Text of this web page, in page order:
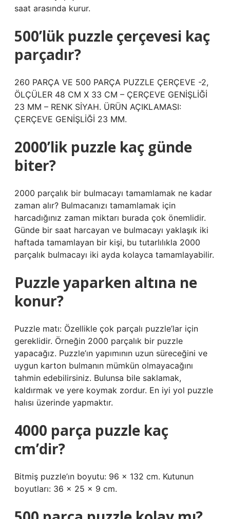
saat arasında kurur.
500’lük puzzle çerçevesi kaç
parçadır?
260 PARÇA VE 500 PARÇA PUZZLE ÇERÇEVE -2,
ÖLÇÜLER 48 CM X 33 CM – ÇERÇEVE GENİŞLİĞİ
23 MM – RENK SİYAH. ÜRÜN AÇIKLAMASI:
ÇERÇEVE GENİŞLİĞİ 23 MM.
2000’lik puzzle kaç günde
biter?
2000 parçalık bir bulmacayı tamamlamak ne kadar
zaman alır? Bulmacanızı tamamlamak için
harcadığınız zaman miktarı burada çok önemlidir.
Günde bir saat harcayan ve bulmacayı yaklaşık iki
haftada tamamlayan bir kişi, bu tutarlılıkla 2000
parçalık bulmacayı iki ayda kolayca tamamlayabilir.
Puzzle yaparken altına ne
konur?
Puzzle matı: Özellikle çok parçalı puzzle’lar için
gereklidir. Örneğin 2000 parçalık bir puzzle
yapacağız. Puzzle’ın yapımının uzun süreceğini ve
uygun karton bulmanın mümkün olmayacağını
tahmin edebilirsiniz. Bulunsa bile saklamak,
kaldırmak ve yere koymak zordur. En iyi yol puzzle
halısı üzerinde yapmaktır.
4000 parça puzzle kaç
cm’dir?
Bitmiş puzzle’ın boyutu: 96 x 132 cm. Kutunun
boyutları: 36 x 25 x 9 cm.